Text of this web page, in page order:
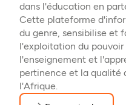
dans l'éducation en
Cette plateforme
du genre, sensibilise et
l'exploitation du
l'enseignement et
pertinence et la qualité
l'Afrique.